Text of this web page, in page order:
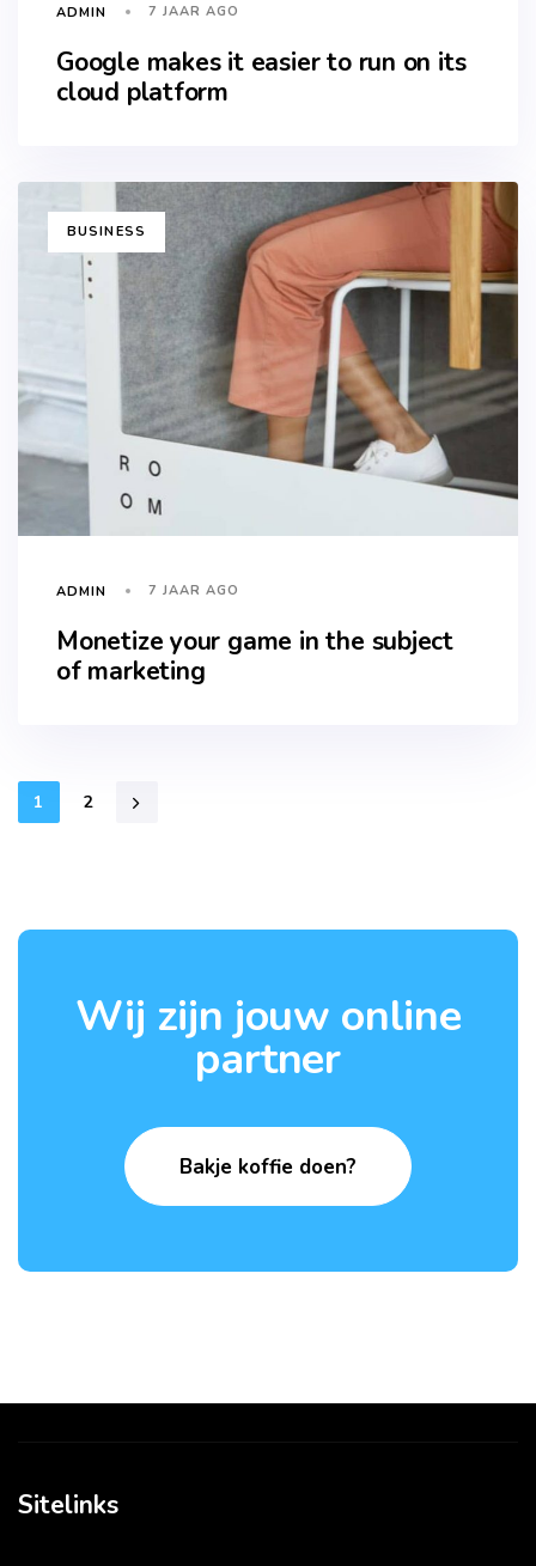
ADMIN 7 JAAR AGO
Google makes it easier to run on its
cloud platform
TAGSBUSINESS
ADMIN 7 JAAR AGO
Monetize your game in the subject
of marketing
1 2
Wij zijn jouw online
partner
Bakje koffie doen?
Sitelinks